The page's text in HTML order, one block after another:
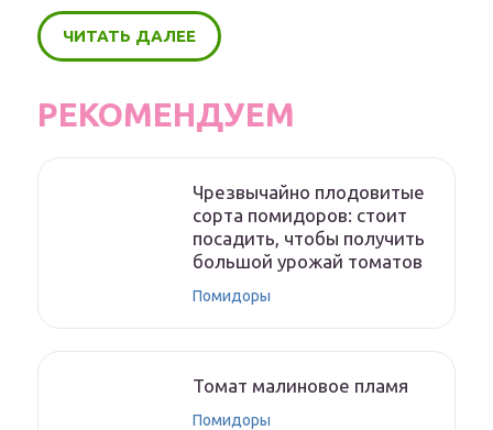
ЧИТАТЬ ДАЛЕЕ
РЕКОМЕНДУЕМ
Чрезвычайно плодовитые
сорта помидоров: стоит
посадить, чтобы получить
большой урожай томатов
Помидоры
Томат малиновое пламя
Помидоры